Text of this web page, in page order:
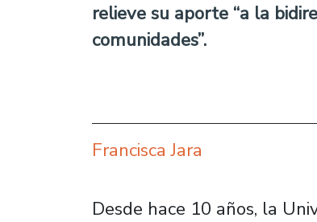
relieve su aporte “a la
comunidades”.
Francisca Jara
Desde hace 10 años, la